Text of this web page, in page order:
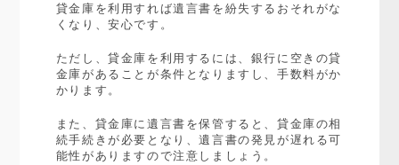
貸金庫を利用すれば遺言書を紛失するおそれがな
くなり、安心です。
ただし、貸金庫を利用するには、銀行に空きの貸
金庫があることが条件となりますし、手数料がか
かります。
また、貸金庫に遺言書を保管すると、貸金庫の相
続手続きが必要となり、遺言書の発見が遅れる可
能性がありますので注意しましょう。